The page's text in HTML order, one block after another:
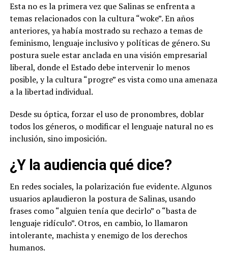
Esta no es la primera vez que Salinas se enfrenta a
temas relacionados con la cultura “woke”. En años
anteriores, ya había mostrado su rechazo a temas de
feminismo, lenguaje inclusivo y políticas de género. Su
postura suele estar anclada en una visión empresarial
liberal, donde el Estado debe intervenir lo menos
posible, y la cultura “progre” es vista como una amenaza
a la libertad individual.
Desde su óptica, forzar el uso de pronombres, doblar
todos los géneros, o modificar el lenguaje natural no es
inclusión, sino imposición.
¿Y la audiencia qué dice?
En redes sociales, la polarización fue evidente. Algunos
usuarios aplaudieron la postura de Salinas, usando
frases como “alguien tenía que decirlo” o “basta de
lenguaje ridículo”. Otros, en cambio, lo llamaron
intolerante, machista y enemigo de los derechos
humanos.